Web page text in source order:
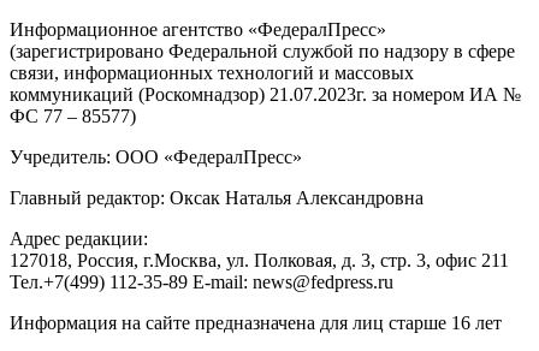
Информационное агентство «ФедералПресс»
(зарегистрировано Федеральной службой по надзору в сфере
связи, информационных технологий и массовых
коммуникаций (Роскомнадзор) 21.07.2023г. за номером ИА №
ФС 77 – 85577)
Учредитель: ООО «ФедералПресс»
Главный редактор: Оксак Наталья Александровна
Адрес редакции:
127018, Россия, г.Москва, ул. Полковая, д. 3, стр. 3, офис 211
Тел.+7(499) 112-35-89 E-mail: news@fedpress.ru
Информация на сайте предназначена для лиц старше 16 лет